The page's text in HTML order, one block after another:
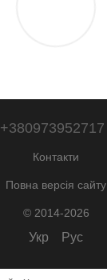
+380973952717
Контакти
Повна версія сайту
© 2014-2026
Укр Рус